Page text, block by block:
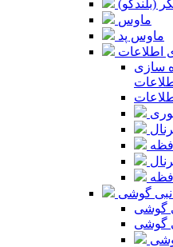
(بلندگو)
ماوس
ماوس پد
اطلاعات
سازی
گوشی
گوشی
گوشی